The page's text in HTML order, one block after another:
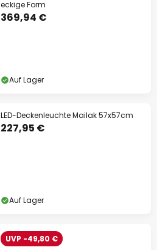
eckige Form
369,94 €
Auf Lager
LED-Deckenleuchte Mailak 57x57cm
227,95 €
Auf Lager
UVP -49,80 €